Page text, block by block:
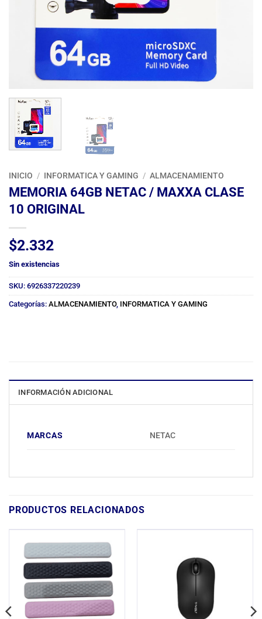
INICIO / INFORMATICA Y GAMING / ALMACENAMIENTO
MEMORIA 64GB NETAC / MAXXA CLASE
10 ORIGINAL
$2.332
Sin existencias
SKU: 6926337220239
Categorías: ALMACENAMIENTO, INFORMATICA Y GAMING
INFORMACIÓN ADICIONAL
MARCAS NETAC
PRODUCTOS RELACIONADOS